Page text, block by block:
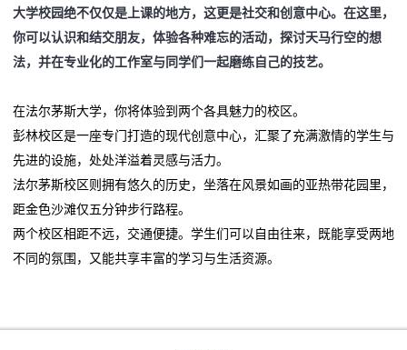
大学校园绝不仅仅是上课的地方，这更是社交和创意中心。在这里，
你可以认识和结交朋友，体验各种难忘的活动，探讨天马行空的想
法，并在专业化的工作室与同学们一起磨练自己的技艺。
在法尔茅斯大学，你将体验到两个各具魅力的校区。
彭林校区是一座专门打造的现代创意中心，汇聚了充满激情的学生与
先进的设施，处处洋溢着灵感与活力。
法尔茅斯校区则拥有悠久的历史，坐落在风景如画的亚热带花园里，
距金色沙滩仅五分钟步行路程。
两个校区相距不远，交通便捷。学生们可以自由往来，既能享受两地
不同的氛围，又能共享丰富的学习与生活资源。